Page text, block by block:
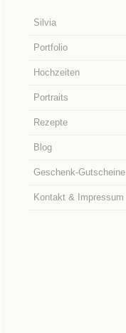
Silvia
Portfolio
Hochzeiten
Portraits
Rezepte
Blog
Geschenk-Gutscheine
Kontakt & Impressum